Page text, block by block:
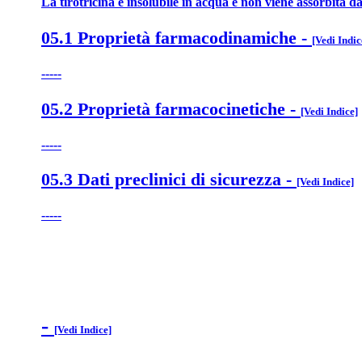
05.1 Proprietà farmacodinamiche - [Vedi
-----
05.2 Proprietà farmacocinetiche - [Vedi Indice]
-----
05.3 Dati preclinici di sicurezza - [Vedi Indice]
-----
- [Vedi Indice]